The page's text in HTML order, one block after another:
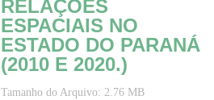
RELAÇÕES
ESPACIAIS NO
ESTADO DO PARANÁ
(2010 E 2020.)
Tamanho do Arquivo: 2.76 MB